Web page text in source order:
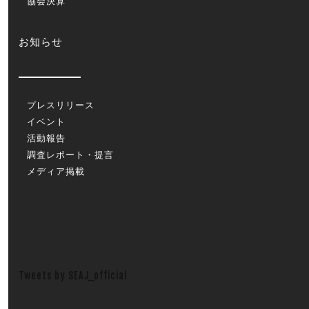
お知らせ
プレスリリース
イベント
活動報告
調査レポート・提言
メディア掲載